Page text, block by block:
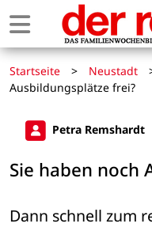
Startseite > Neustadt
Ausbildungsplätze frei?
Petra Remshardt
Sie haben noch
Dann schnell zum